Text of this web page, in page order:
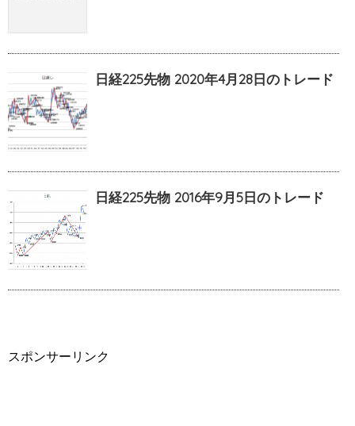
日経225先物 2020年4月28日のトレード
日経225先物 2016年9月5日のトレード
スポンサーリンク